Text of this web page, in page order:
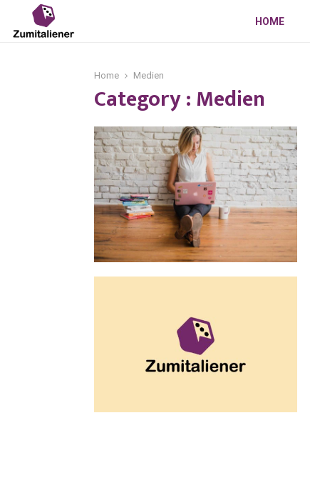
HOME
Home Medien
Category : Medien